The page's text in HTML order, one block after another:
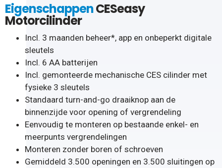
EigenschappenCESeasy
Motorcilinder
Incl. 3 maanden beheer*, app en onbeperkt digitale
sleutels
Incl. 6 AA batterijen
Incl. gemonteerde mechanische CES cilinder met
fysieke 3 sleutels
Standaard turn-and-go draaiknop aan de
binnenzijde voor opening of vergrendeling
Eenvoudig te monteren op bestaande enkel- en
meerpunts vergrendelingen
Monteren zonder boren of schroeven
Gemiddeld 3.500 openingen en 3.500 sluitingen op